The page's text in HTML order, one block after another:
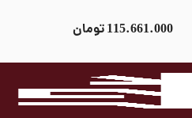
115.661.000تومان